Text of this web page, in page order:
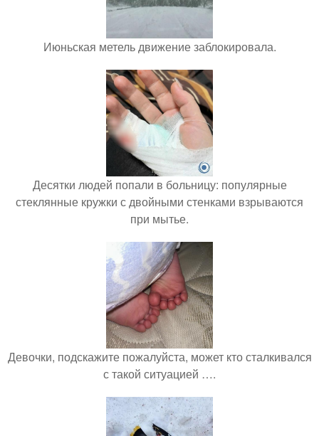
Июньская метель движение заблокировала.
Десятки людей попали в больницу: популярные
стеклянные кружки с двойными стенками взрываются
при мытье.
Девочки, подскажите пожалуйста, может кто сталкивался
с такой ситуацией ….